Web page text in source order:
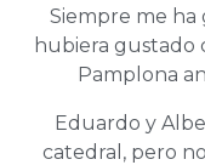
Siempre me ha
hubiera gustado
Pamplona
Eduardo y
catedral, pero